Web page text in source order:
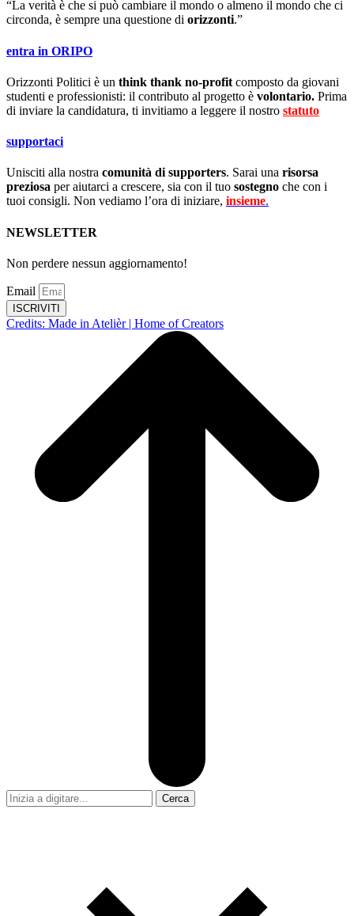
“La verità è che si può cambiare il mondo o almeno il mondo che ci
circonda, è sempre una questione di orizzonti.”
entra in ORIPO
Orizzonti Politici è un think thank no-profit composto da giovani
studenti e professionisti: il contributo al progetto è volontario. Prima
di inviare la candidatura, ti invitiamo a leggere il nostro statuto
supportaci
Unisciti alla nostra comunità di supporters. Sarai una risorsa
preziosa per aiutarci a crescere, sia con il tuo sostegno che con i
tuoi consigli. Non vediamo l’ora di iniziare, insieme.
NEWSLETTER
Non perdere nessun aggiornamento!
Email
ISCRIVITI
Credits: Made in Atelièr | Home of Creators
Cerca